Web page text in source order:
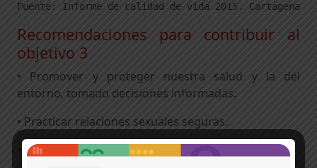
Fuente: Informe de calidad de vida 2015. Cartagena
Recomendaciones para contribuir al
objetivo 3
• Promover y proteger nuestra salud y la del
entorno, tomado decisiones informadas.
• Practicar relaciones sexuales seguras.
• Vacunar a los niños en edad preescolar.